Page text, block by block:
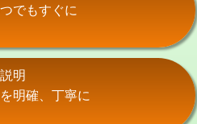
16,500円
でもすぐに
明
明確、丁寧に